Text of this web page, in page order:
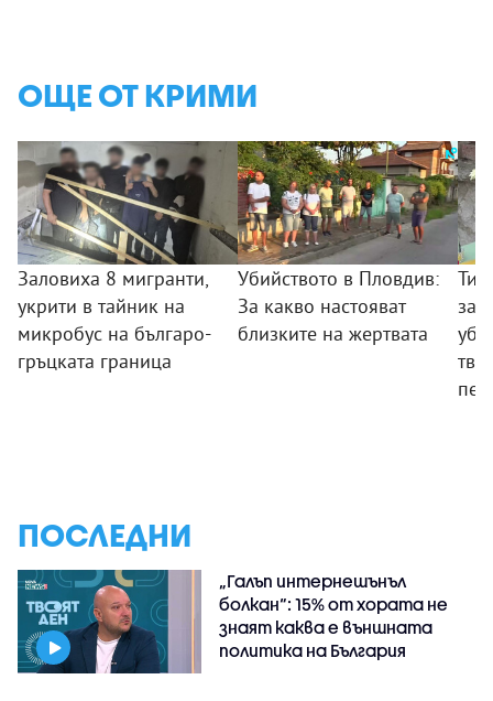
ОЩЕ ОТ КРИМИ
Заловиха 8 мигранти,
укрити в тайник на
микробус на българо-
гръцката граница
Убийството в Пловдив:
За какво настояват
близките на жертвата
ПОСЛЕДНИ
„Галъп интернешънъл
болкан“: 15% от хората не
знаят каква е външната
политика на България